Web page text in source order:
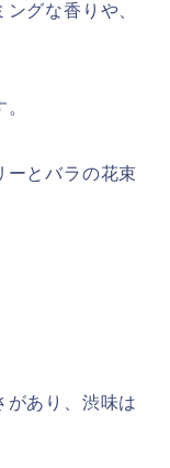
グな香りや、
ーとバラの花束
があり、渋味は